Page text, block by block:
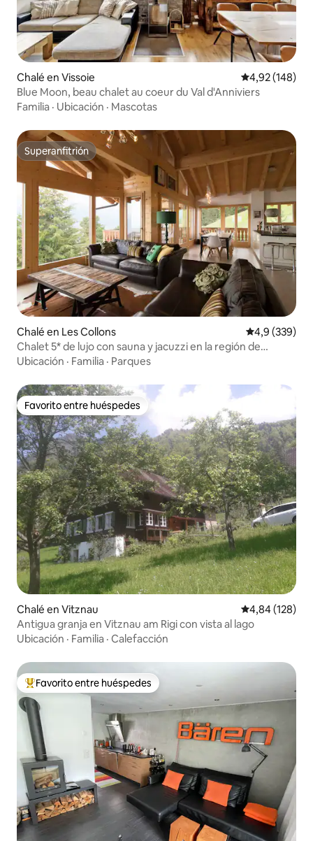
Chalé en Vissoie Calificación
4,92 (148)
Blue Moon, beau chalet au coeur du Val d'Anniviers
Familia · Ubicación · Mascotas
Superanfitrión
Superanfitrión
Chalé en Les Collons Calificación
4,9 (339)
Chalet 5* de lujo con sauna y jacuzzi en la región de
Verbier
Ubicación · Familia · Parques
Favorito entre huéspedes
Favorito entre huéspedes
Chalé en Vitznau Calificación
4,84 (128)
Antigua granja en Vitznau am Rigi con vista al lago
Ubicación · Familia · Calefacción
Favorito entre los huéspedes más destacados
Favorito entre huéspedes